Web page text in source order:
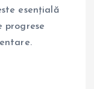
esențială
progrese